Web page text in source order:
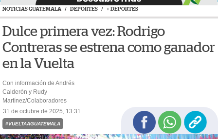
NOTICIAS GUATEMALA / DEPORTES / + DEPORTES
Dulce primera vez: Rodrigo
Contreras se estrena como ganador
en la Vuelta
Con información de Andrés
Calderón y Rudy
Martínez/Colaboradores
31 de octubre de 2025, 13:31
#VUELTAAGUATEMALA